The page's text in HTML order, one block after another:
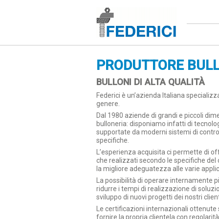
PRODUTTORE
BULLONI DI ALTA QUALITÀ
Federici è un’azienda Italiana
genere.
Dal 1980 aziende di grandi e piccoli
bulloneria: disponiamo infatti di
supportate da moderni sistemi di
specifiche.
L’esperienza acquisita ci permette di
che realizzati secondo le specifiche
la migliore adeguatezza alle varie
La possibilità di operare internamente
ridurre i tempi di realizzazione di
sviluppo di nuovi progetti dei nostri
Le certificazioni internazionali ottenute
fornire la propria clientela con